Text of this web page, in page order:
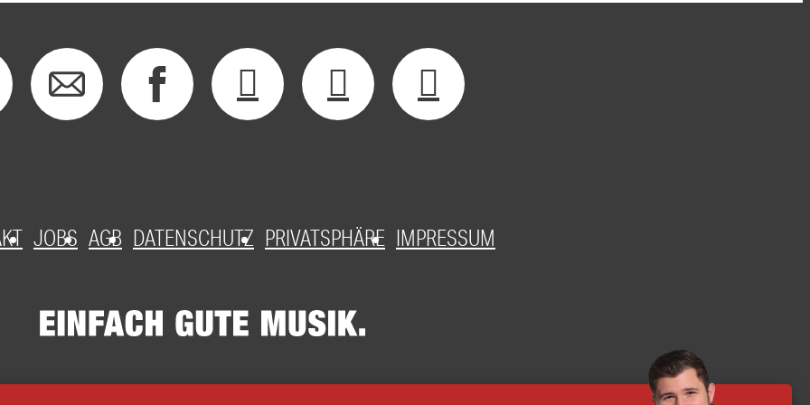
JOBS AGB DATENSCHUTZ PRIVATSPHÄRE IMPRESSUM